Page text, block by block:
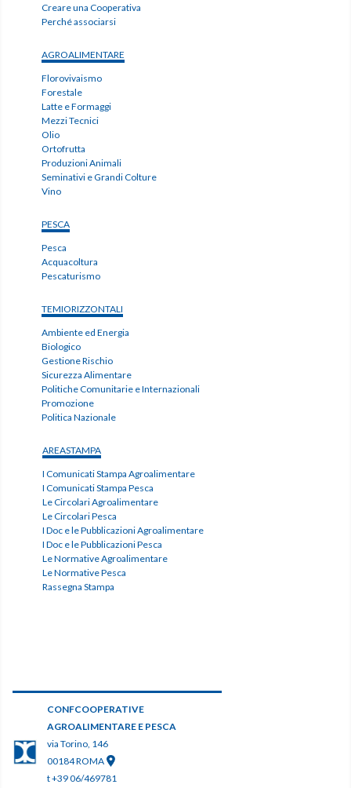
CONFCOOPERATIVE
AGROALIMENTARE E PESCA
via Torino, 146
00184 ROMA
t +39 06/469781
Creare una Cooperativa
Perché associarsi
AGROALIMENTARE
Florovivaismo
Forestale
Latte e Formaggi
Mezzi Tecnici
Olio
Ortofrutta
Produzioni Animali
Seminativi e Grandi Colture
Vino
PESCA
Pesca
Acquacoltura
Pescaturismo
TEMIORIZZONTALI
Ambiente ed Energia
Biologico
Gestione Rischio
Sicurezza Alimentare
Politiche Comunitarie e Internazionali
Promozione
Politica Nazionale
AREASTAMPA
I Comunicati Stampa Agroalimentare
I Comunicati Stampa Pesca
Le Circolari Agroalimentare
Le Circolari Pesca
I Doc e le Pubblicazioni Agroalimentare
I Doc e le Pubblicazioni Pesca
Le Normative Agroalimentare
Le Normative Pesca
Rassegna Stampa